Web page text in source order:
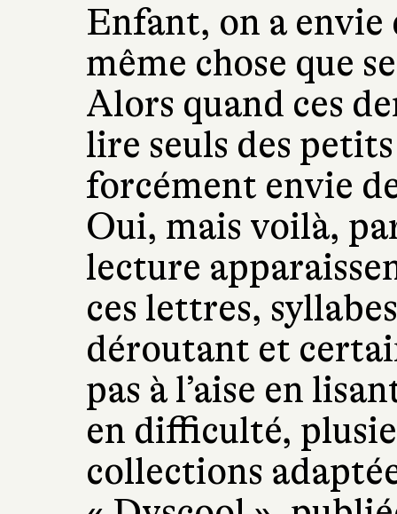
Enfant, on a
même chose que
Alors quand ces
lire seuls des
forcément envie
Oui, mais voilà,
lecture
ces lettres,
déroutant et
pas à l’aise en
en difficulté,
collections